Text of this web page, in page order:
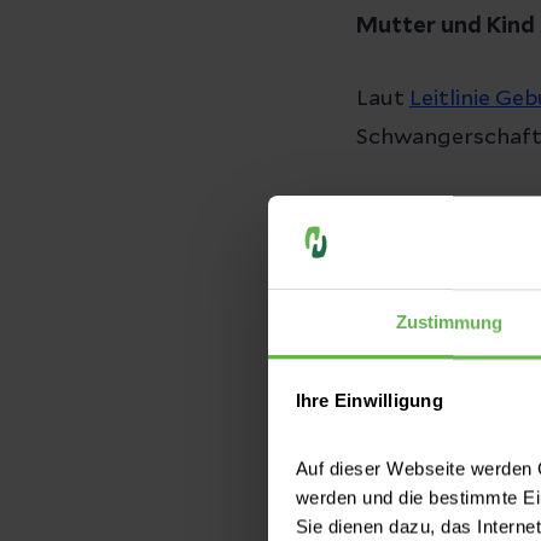
Zustimmung
Ihre Einwilligung
Auf dieser Webseite
werden und die bestimmte
Sie dienen dazu, das
Mutter und Kind
Laut Leitlinie
Wann
gesundheitliche
Med. Thoralf
Bei einer
Schwangeren